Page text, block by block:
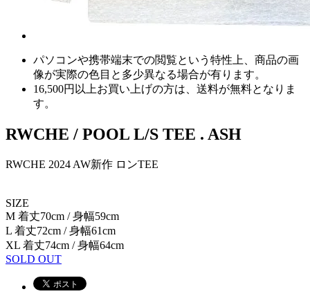
パソコンや携帯端末での閲覧という特性上、商品の画
像が実際の色目と多少異なる場合が有ります。
16,500円以上お買い上げの方は、 送料が無料となりま
す。
RWCHE / POOL L/S TEE . ASH
RWCHE 2024 AW新作 ロンTEE
SIZE
M 着丈70cm / 身幅59cm
L 着丈72cm / 身幅61cm
XL 着丈74cm / 身幅64cm
SOLD OUT